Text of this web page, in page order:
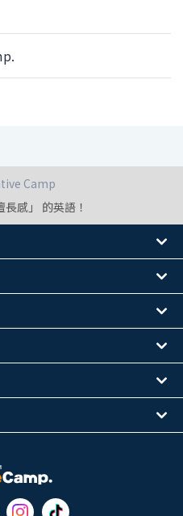
Camp
感」 的英語！